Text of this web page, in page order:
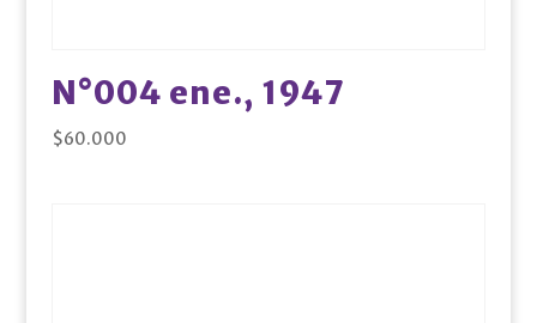
N°004 ene., 1947
$60.000